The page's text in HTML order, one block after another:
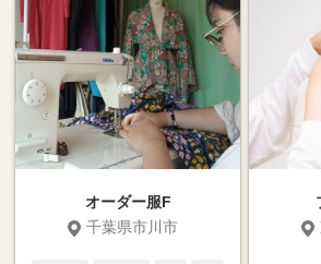
オーダー服F
千葉県市川市